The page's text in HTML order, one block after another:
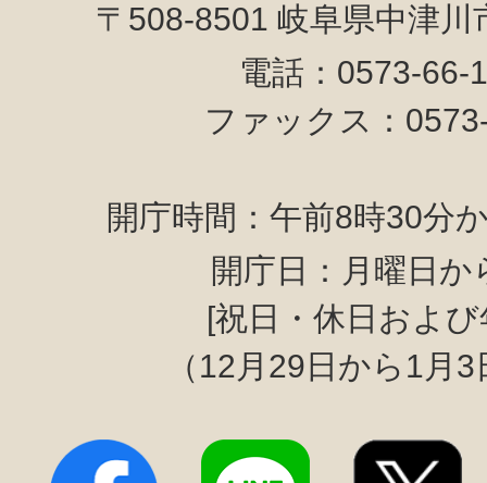
〒508-8501 岐阜県中津
電話：0573-
ファックス：
開庁時間：午前8時30分
開庁日：月曜日か
[祝日・休日およ
（12月29日から1月